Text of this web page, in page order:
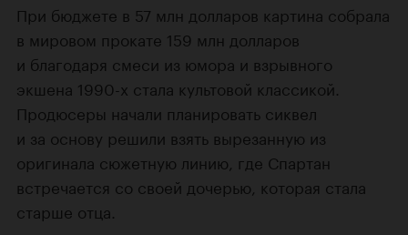
При бюджете в 57 млн долларов картина собрала
в мировом прокате 159 млн долларов
и благодаря смеси из юмора и взрывного
экшена 1990-х стала культовой классикой.
Продюсеры начали планировать сиквел
и за основу решили взять вырезанную из
оригинала сюжетную линию, где Спартан
встречается со своей дочерью, которая стала
старше отца.